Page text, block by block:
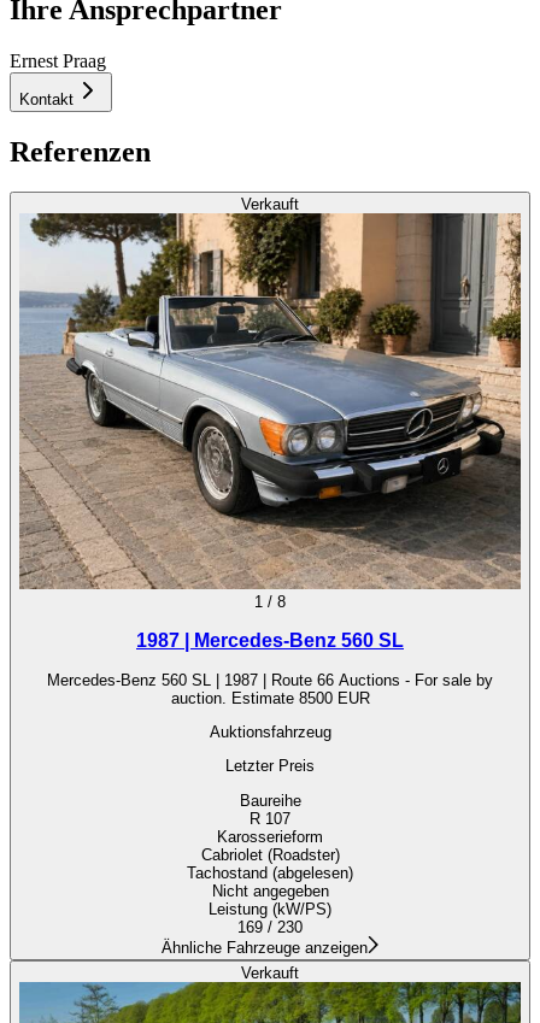
Ihre Ansprechpartner
Ernest Praag
Kontakt
Referenzen
Verkauft
1 / 8
1987 | Mercedes-Benz 560 SL
Mercedes-Benz 560 SL | 1987 | Route 66 Auctions - For sale by
auction. Estimate 8500 EUR
Auktionsfahrzeug
Letzter Preis
Baureihe
R 107
Karosserieform
Cabriolet (Roadster)
Tachostand (abgelesen)
Nicht angegeben
Leistung (kW/PS)
169 / 230
Ähnliche Fahrzeuge anzeigen
Verkauft